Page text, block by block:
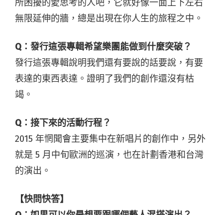
所困擾的愛思考的人吧，它就好像一面上下左右
無限延伸的牆，總是出現在你人生的旅程之中。
Q：發行這張專輯希望樂團能做到什麼突破？
發行這張專輯說明我們還有要說的話要說，有要
表達的東西表達。證明了我們的創作還沒有枯
竭。
Q：接下來的活動行程？
2015 年惘聞會主要集中在新唱片的創作中，另外
就是 5 月中旬歐洲的巡演，也在計劃香港和台灣
的演出。
【快問快答】